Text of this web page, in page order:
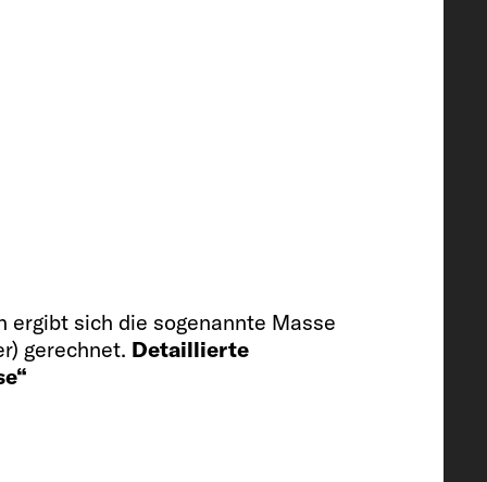
ergibt sich die sogenannte Masse
gerechnet. Detaillierte